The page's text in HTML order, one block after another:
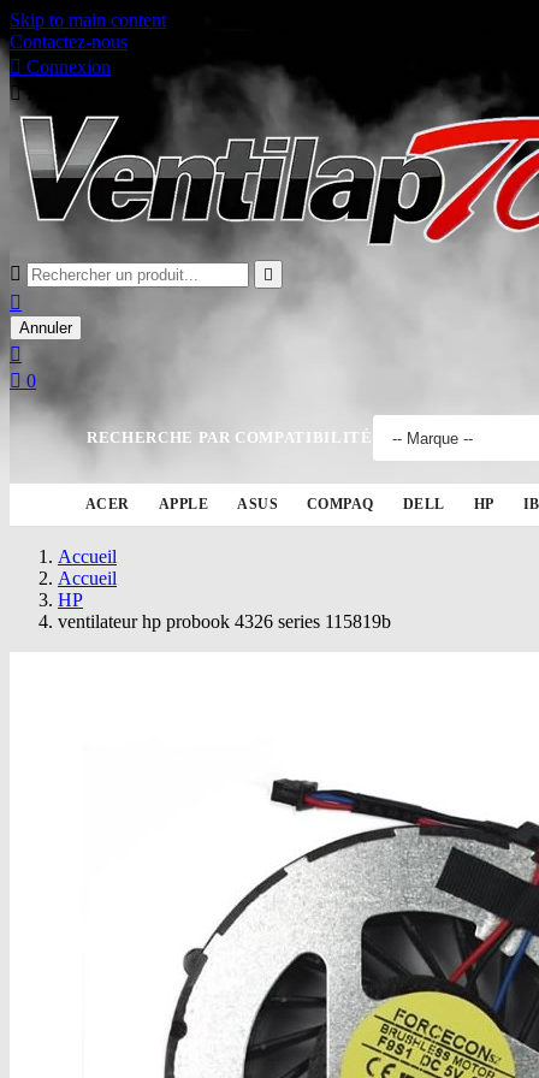
Skip to main content
Contactez-nous
 Connexion
 Panier
 

Annuler

 0
RECHERCHE PAR COMPATIBILITÉ
ACER APPLE ASUS COMPAQ DELL HP
Accueil
Accueil
HP
ventilateur hp probook 4326 series 115819b